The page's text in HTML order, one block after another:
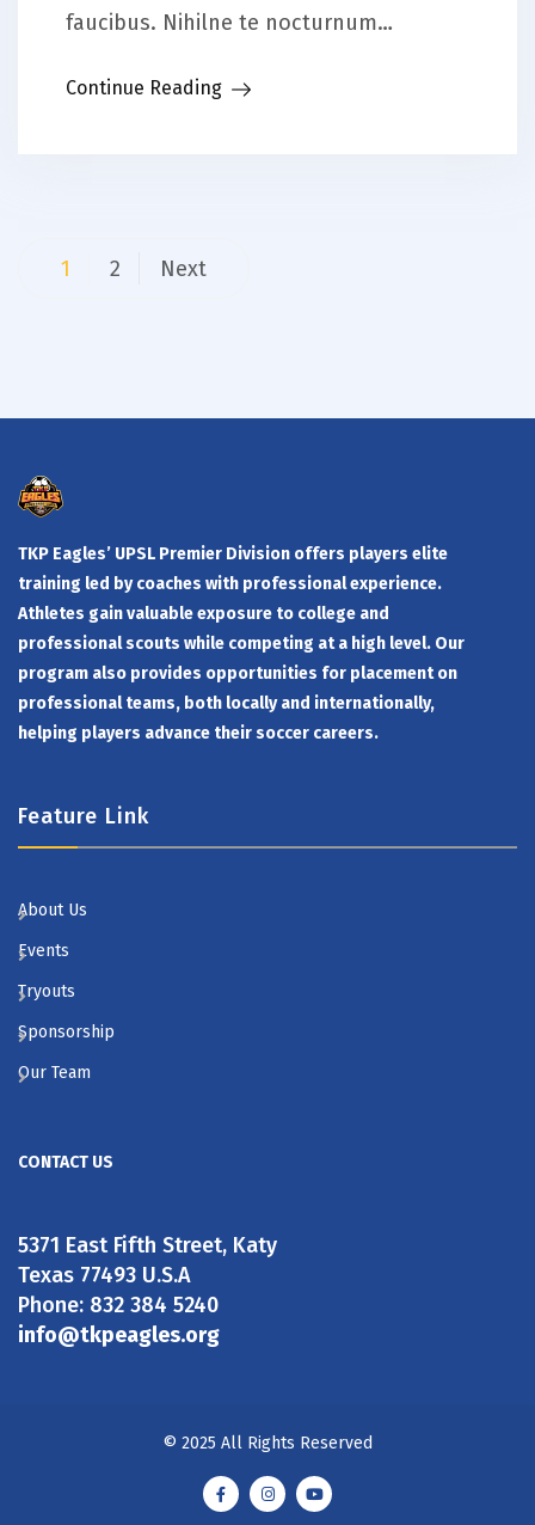
faucibus. Nihilne te nocturnum…
Continue Reading
Posts
1 2 Next
TKP Eagles’ UPSL Premier Division offers players elite
training led by coaches with professional experience.
Athletes gain valuable exposure to college and
professional scouts while competing at a high level. Our
program also provides opportunities for placement on
professional teams, both locally and internationally,
helping players advance their soccer careers.
Feature Link
About Us
Events
Tryouts
Sponsorship
Our Team
CONTACT US
5371 East Fifth Street, Katy
Texas 77493 U.S.A
Phone: 832 384 5240
info@tkpeagles.org
© 2025 All Rights Reserved